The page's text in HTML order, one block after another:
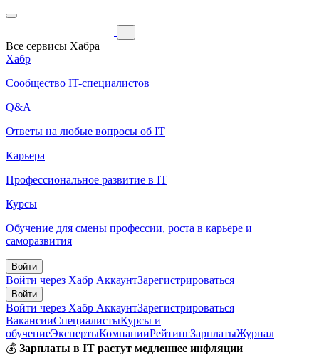
Все сервисы Хабра
Хабр
Сообщество IT-специалистов
Q&A
Ответы на любые вопросы об IT
Карьера
Профессиональное развитие в IT
Курсы
Обучение для смены профессии, роста в карьере и
саморазвития
Войти
Войти через Хабр АккаунтЗарегистрироваться
Войти
Войти через Хабр АккаунтЗарегистрироваться
ВакансииСпециалистыКурсы и
обучениеЭкспертыКомпанииРейтингЗарплатыЖурнал
💰 Зарплаты в IT растут медленнее инфляции